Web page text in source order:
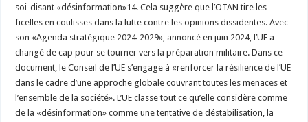
soi-disant «désinformation»14. Cela suggère que l’OTAN tire les
ficelles en coulisses dans la lutte contre les opinions dissidentes. Avec
son «Agenda stratégique 2024-2029», annoncé en juin 2024, l’UE a
changé de cap pour se tourner vers la préparation militaire. Dans ce
document, le Conseil de l’UE s’engage à «renforcer la résilience de l’UE
dans le cadre d’une approche globale couvrant toutes les menaces et
l’ensemble de la société». L’UE classe tout ce qu’elle considère comme
de la «désinformation» comme une tentative de déstabilisation, la